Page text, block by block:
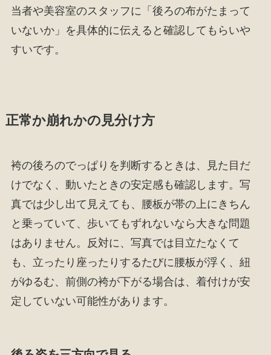
当者や美容室のスタッフに「後ろの布がたまって
いないか」を具体的に伝えると確認してもらいや
すいです。
正常か崩れかの見分け方
袴の後ろのでっぱりを判断するときは、見た目だ
けでなく、動いたときの安定感も確認します。写
真では少し出て見えても、腰板が帯の上にきちん
と乗っていて、歩いてもずれないなら大きな問題
はありません。反対に、写真では目立たなくて
も、立ったり座ったりするたびに腰板が浮く、紐
がゆるむ、前側の袴が下がる場合は、着付けが安
定していない可能性があります。